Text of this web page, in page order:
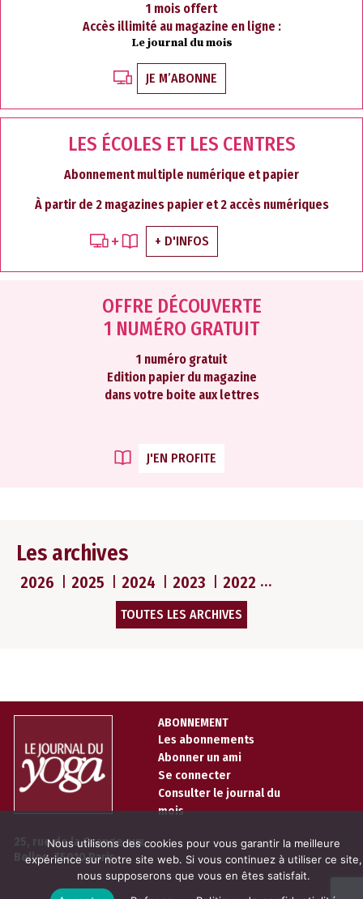
1 mois offert
Accès illimité au magazine en ligne :
Le journal du mois
JE M’ABONNE
LES ÉCOLES ET LES CENTRES
Abonnement multiple numérique et papier
À partir de 2 magazines papier et 2 accès numériques
+ D'INFOS
OFFRE DÉCOUVERTE
1 NUMÉRO GRATUIT
1 numéro gratuit
Edition papier du magazine
dans votre boite aux lettres
J'EN PROFITE
Les archives
2026 2025 2024 2023 2022
TOUTES LES ARCHIVES
25, rue de la Grange aux
Belles, 75010 Paris
ABONNEMENT
Les abonnements
Abonner un ami
Se connecter
Consulter le journal du
mois
Nous utilisons des cookies pour vous garantir la meilleure
expérience sur notre site web. Si vous continuez à utiliser ce site,
nous supposerons que vous en êtes satisfait.